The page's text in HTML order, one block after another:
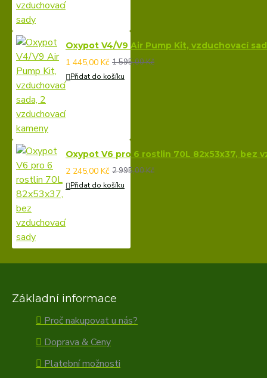
Oxypot V4/V9 Air Pump Kit, vzduchovací
1 445,00 Kč 1 595,00 Kč
Přidat do košíku
Oxypot V6 pro 6 rostlin 70L 82x53x37, bez
2 245,00 Kč 2 995,00 Kč
Přidat do košíku
Základní informace
Proč nakupovat u nás?
Doprava & Ceny
Platební možnosti